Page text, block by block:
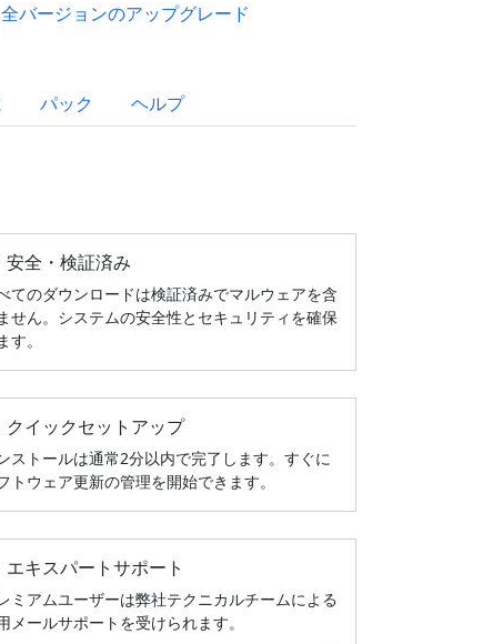
全バージョンのアップグレード
パック ヘルプ
安全・検証済み
てのダウンロードは検証済みでマルウェアを含
せん。システムの安全性とセキュリティを確保
す。
クイックセットアップ
ストールは通常2分以内で完了します。すぐに
トウェア更新の管理を開始できます。
エキスパートサポート
ミアムユーザーは弊社テクニカルチームによる
メールサポートを受けられます。